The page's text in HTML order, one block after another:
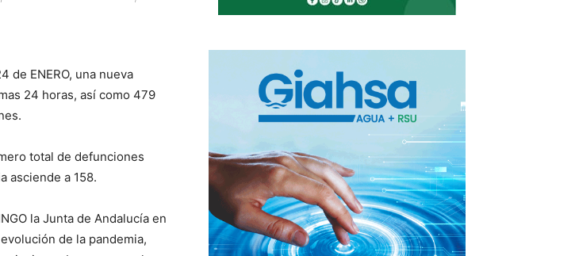
de ENERO, una nueva
24 horas, así como 479
total de defunciones
asciende a 158.
la Junta de Andalucía en
de la pandemia,